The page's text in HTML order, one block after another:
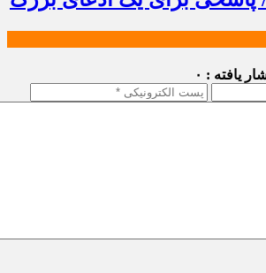
یافته : ۰